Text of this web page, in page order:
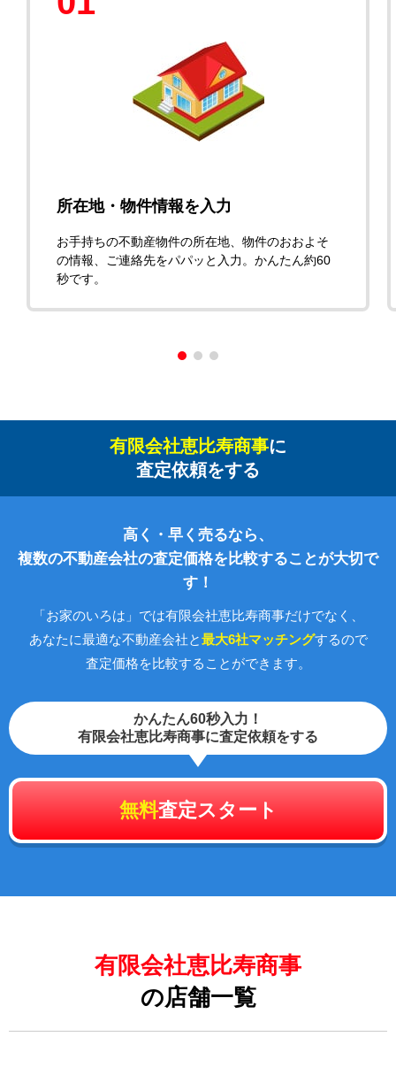
所在地・物件情報を入力
お手持ちの不動産物件の所在地、物件のおおよそ
の情報、ご連絡先をパパッと入力。かんたん約60
秒です。
有限会社恵比寿商事に
査定依頼をする
高く・早く売るなら、
複数の不動産会社の査定価格を比較することが大切で
す！
「お家のいろは」では有限会社恵比寿商事だけでなく、
あなたに最適な不動産会社と最大6社マッチングするので
査定価格を比較することができます。
かんたん60秒入力！
有限会社恵比寿商事に査定依頼をする
無料査定スタート
有限会社恵比寿商事
の店舗一覧